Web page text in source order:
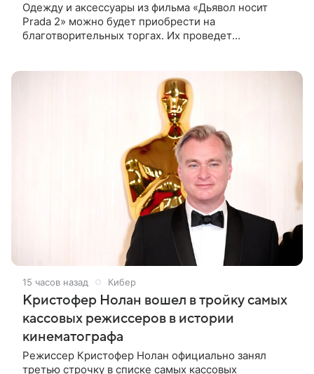
Одежду и аксессуары из фильма «Дьявол носит
Prada 2» можно будет приобрести на
благотворительных торгах. Их проведет
15 часов назад Кибер
Кристофер Нолан вошел в тройку самых
кассовых режиссеров в истории
кинематографа
Режиссер Кристофер Нолан официально занял
третью строчку в списке самых кассовых